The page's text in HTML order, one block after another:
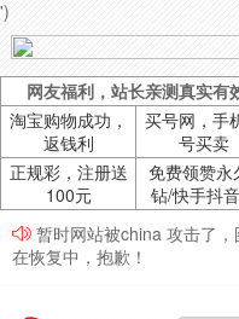
')
网友福利，站长亲测真实有
淘宝购物成功，
返钱利
买号网，手
号买卖
正规彩，注册送
100元
免费领赞永
钻/快手抖
暂时网站被china 攻击了
在恢复中，抱歉！